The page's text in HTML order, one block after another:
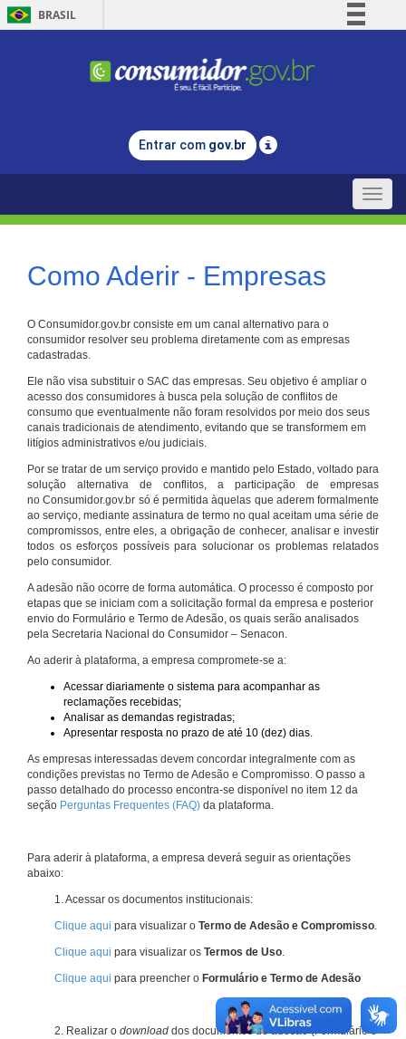
BRASIL
Comunica BR
Legislação
Entrar com gov.br
Toggle
Como Aderir - Empresas
O Consumidor.gov.br consiste em um canal alternativo para o
consumidor resolver seu problema diretamente com as empresas
cadastradas.
Ele não visa substituir o SAC das empresas. Seu objetivo é ampliar o
acesso dos consumidores à busca pela solução de conflitos de
consumo que eventualmente não foram resolvidos por meio dos seus
canais tradicionais de atendimento, evitando que se transformem em
litígios administrativos e/ou judiciais.
Por se tratar de um serviço provido e mantido pelo Estado, voltado para
solução alternativa de conflitos, a participação de empresas
no Consumidor.gov.br só é permitida àquelas que aderem formalmente
ao serviço, mediante assinatura de termo no qual aceitam uma série de
compromissos, entre eles, a obrigação de conhecer, analisar e investir
todos os esforços possíveis para solucionar os problemas relatados
pelo consumidor.
A adesão não ocorre de forma automática. O processo é composto por
etapas que se iniciam com a solicitação formal da empresa e posterior
envio do Formulário e Termo de Adesão, os quais serão analisados
pela Secretaria Nacional do Consumidor – Senacon.
Ao aderir à plataforma, a empresa compromete-se a:
Acessar diariamente o sistema para acompanhar as
reclamações recebidas;
Analisar as demandas registradas;
Apresentar resposta no prazo de até 10 (dez) dias.
As empresas interessadas devem concordar integralmente com as
condições previstas no Termo de Adesão e Compromisso. O passo a
passo detalhado do processo encontra-se disponível no item 12 da
seção Perguntas Frequentes (FAQ) da plataforma.
Para aderir à plataforma, a empresa deverá seguir as orientações
abaixo:
1. Acessar os documentos institucionais:
Clique aqui para visualizar o Termo de Adesão e Compromisso.
Clique aqui para visualizar os Termos de Uso.
Clique aqui para preencher o Formulário e Termo de Adesão
2. Realizar o download dos documentos de adesão (Formulário e